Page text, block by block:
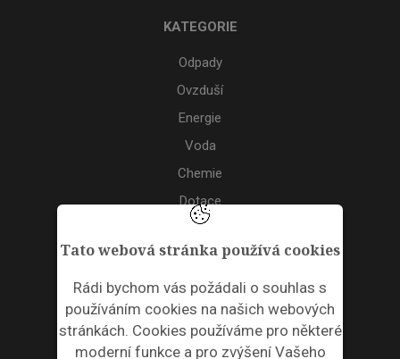
Tato webová stránka používá cookies
Rádi bychom vás požádali o souhlas s
používáním cookies na našich webových
stránkách. Cookies používáme pro některé
moderní funkce a pro zvýšení Vašeho
KATEGORIE
Odpady
Ovzduší
Energie
Voda
Chemie
Dotace
Akce
ODPADNÍ PLASTY